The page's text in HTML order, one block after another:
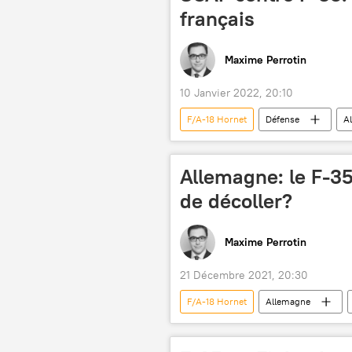
français
Maxime Perrotin
10 Janvier 2022, 20:10
F/A-18 Hornet Défense
Lockheed Martin
industrie
Allemagne: le F-
de décoller?
Maxime Perrotin
21 Décembre 2021, 20:30
F/A-18 Hornet
Allemagne
F-16 Fighting Falcon